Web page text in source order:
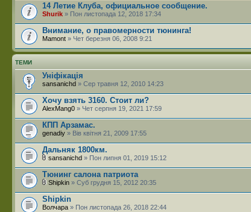
14 Летие Клуба, официальное сообщение.
Shurik » Пон листопада 12, 2018 17:34
Внимание, о правомерности тюнинга!
Mamont » Чет березня 06, 2008 9:21
ТЕМИ
Уніфікація
sansanichd » Сер травня 12, 2010 14:23
Хочу взять 3160. Стоит ли?
AlexMang0 » Чет серпня 19, 2021 17:59
КПП Арзамас.
genadiy » Вів квітня 21, 2009 17:55
Дальняк 1800км.
sansanichd » Пон липня 01, 2019 15:12
Тюнинг салона патриота
Shipkin » Суб грудня 15, 2012 20:35
Shipkin
Волчара » Пон листопада 26, 2018 22:44